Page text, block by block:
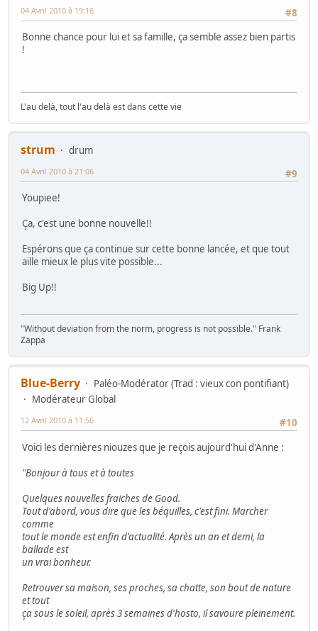
#8
04 Avril 2010 à 19:16
Bonne chance pour lui et sa famille, ça semble assez bien partis
!
L'au delà, tout l'au delà est dans cette vie
strum
drum
#9
04 Avril 2010 à 21:06
Youpiee!
Ça, c'est une bonne nouvelle!!
Espérons que ça continue sur cette bonne lancée, et que tout
aille mieux le plus vite possible...
Big Up!!
"Without deviation from the norm, progress is not possible." Frank
Zappa
Blue-Berry
Paléo-Modérator (Trad : vieux con pontifiant)
Modérateur Global
#10
12 Avril 2010 à 11:56
Voici les dernières niouzes que je reçois aujourd'hui d'Anne :
"Bonjour à tous et à toutes
Quelques nouvelles fraiches de Good.
Tout d'abord, vous dire que les béquilles, c'est fini. Marcher
comme
tout le monde est enfin d'actualité. Après un an et demi, la
ballade est
un vrai bonheur.
Retrouver sa maison, ses proches, sa chatte, son bout de nature
et tout
ça sous le soleil, après 3 semaines d'hosto, il savoure pleinement.